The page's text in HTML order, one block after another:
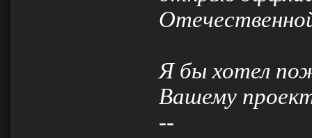
Я бы хотел
Вашему
--